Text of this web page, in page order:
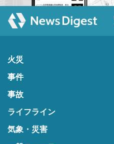
火災
事件
事故
ライフライン
気象・災害